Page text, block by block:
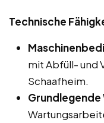
Technische
mit Abfüll- und
Schaafheim.
Grundlegende